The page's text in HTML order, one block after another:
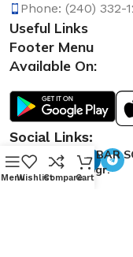
Phone: (240) 332-
Useful Links
Footer Menu
Available On:
Social Links:
DOVE BAR
48/135gr.
MenuWishlistCompare
0
Cart